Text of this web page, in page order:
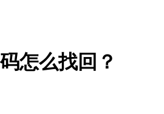
怎么找回？